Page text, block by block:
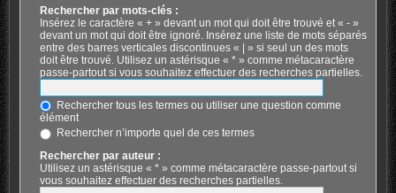
Rechercher par mots-clés :
Insérez le caractère « + » devant un mot qui doit être trouvé et « - »
devant un mot qui doit être ignoré. Insérez une liste de mots séparés
entre des barres verticales discontinues « | » si seul un des mots
doit être trouvé. Utilisez un astérisque « * » comme métacaractère
passe-partout si vous souhaitez effectuer des recherches partielles.
Rechercher tous les termes ou utiliser une question comme
élément
Rechercher n’importe quel de ces termes
Rechercher par auteur :
Utilisez un astérisque « * » comme métacaractère passe-partout si
vous souhaitez effectuer des recherches partielles.